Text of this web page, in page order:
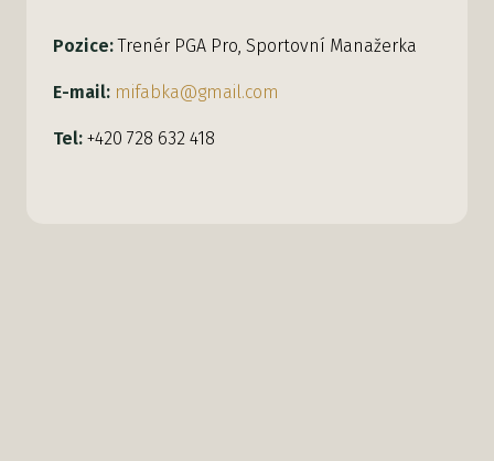
Pozice: Trenér PGA Pro, Sportovní Manažerka
E-mail: mifabka@gmail.com
Tel: +420 728 632 418